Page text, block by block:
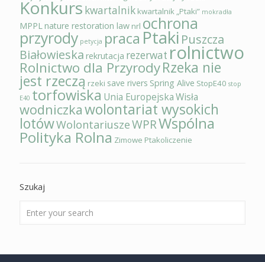
Konkurs kwartalnik kwartalnik „Ptaki” mokradła
MPPLnature restoration law nrl ochrona
przyrody petycja praca Ptaki Puszcza
Białowieska rekrutacja rezerwat rolnictwo
Rolnictwo dla PrzyrodyRzeka nie
jest rzeczą rzeki save rivers Spring Alive StopE40 stop
E40 torfowiska Unia EuropejskaWisła
wodniczkawolontariat wysokich
lotówWolontariuszeWPRWspólna
Polityka Rolna Zimowe Ptakoliczenie
Szukaj